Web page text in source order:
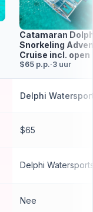
Catamaran
Snorkeling
Cruise incl. open
$65 p.p.·3 uur
Delphi
$65
Delphi
Nee